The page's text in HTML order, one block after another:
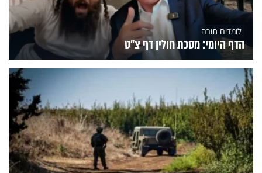
לומדים תורה
הדף היומי: מסכת חולין דף צ"ט